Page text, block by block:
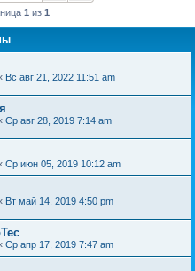
1 из 1
Вс авг 21, 2022 11:51 am
Ср авг 28, 2019 7:14 am
Ср июн 05, 2019 10:12 am
Вт май 14, 2019 4:50 pm
Ср апр 17, 2019 7:47 am